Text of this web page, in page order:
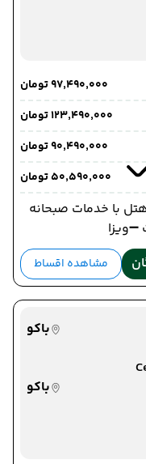
۹۷٬۴۹۰٬۰۰۰ تومان
۱۲۳٬۴۹۰٬۰۰۰ تومان
۹۰٬۴۹۰٬۰۰۰ تومان
۵۰٬۵۹۰٬۰۰۰ تومان
هتل با خدمات صبحانه
مشاهده اقساط
باکو
باکو